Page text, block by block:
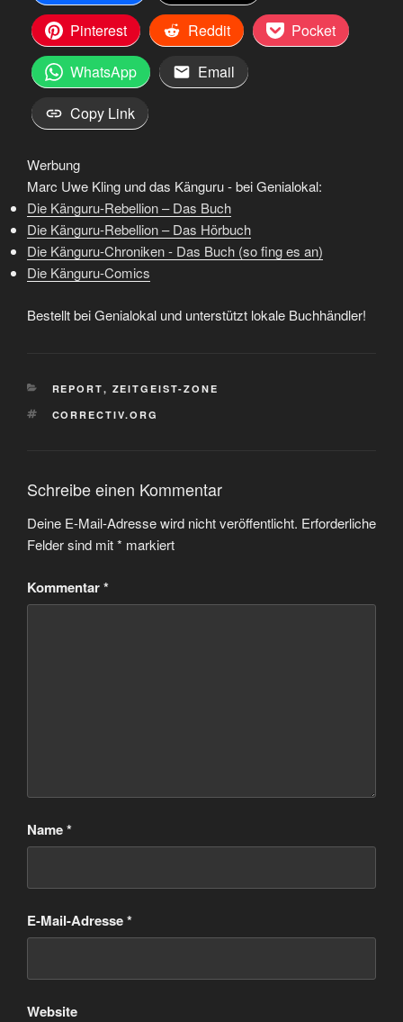
Pinterest
Reddit
Pocket
WhatsApp
Email
Copy Link
Werbung
Marc Uwe Kling und das Känguru - bei Genialokal:
Die Känguru-Rebellion – Das Buch
Die Känguru-Rebellion – Das Hörbuch
Die Känguru-Chroniken - Das Buch (so fing es an)
Die Känguru-Comics
Bestellt bei Genialokal und unterstützt lokale Buchhändler!
KATEGORIEN
REPORT, ZEITGEIST-ZONE
SCHLAGWÖRTER
CORRECTIV.ORG
Schreibe einen Kommentar
Deine E-Mail-Adresse wird nicht veröffentlicht. Erforderliche
Felder sind mit* markiert
Kommentar*
Name*
E-Mail-Adresse*
Website